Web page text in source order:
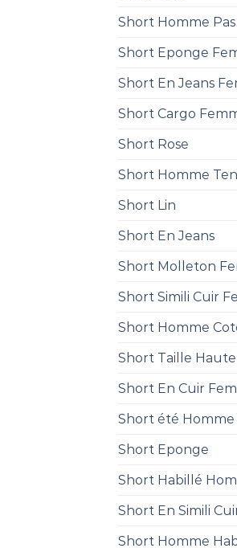
Short Homme
Short Eponge
Short En Jeans
Short Cargo
Short Rose
Short Homme
Short Lin
Short En Jeans
Short Molleton
Short Simili Cuir
Short Homme
Short Taille
Short En Cuir
Short été Homme
Short Eponge
Short Habillé
Short En Simili
Short Homme